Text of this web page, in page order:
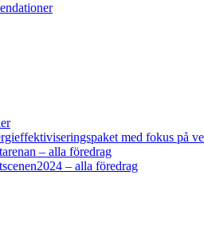
med fokus på
– alla föredrag
– alla föredrag